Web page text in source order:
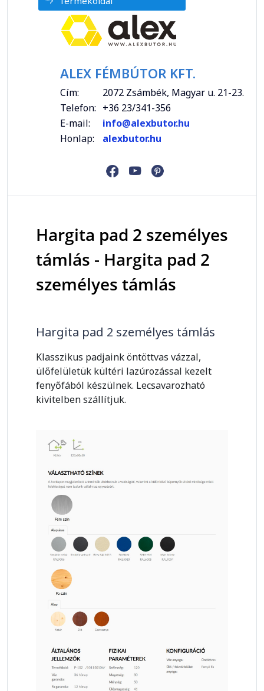
ALEX FÉMBÚTOR KFT.
Cím:
2072 Zsámbék, Magyar u. 21-23.
Telefon: +36 23/341-356
E-mail:
info@alexbutor.hu
Honlap:
alexbutor.hu
Hargita pad 2 személyes
támlás - Hargita pad 2
személyes támlás
Hargita pad 2 személyes támlás
Klasszikus padjaink öntöttvas vázzal,
ülőfelületük kültéri lazúrozással kezelt
fenyőfából készülnek. Lecsavarozható
kivitelben szállítjuk.